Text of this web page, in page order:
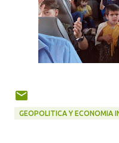
GEOPOLITICA Y ECONOMIA